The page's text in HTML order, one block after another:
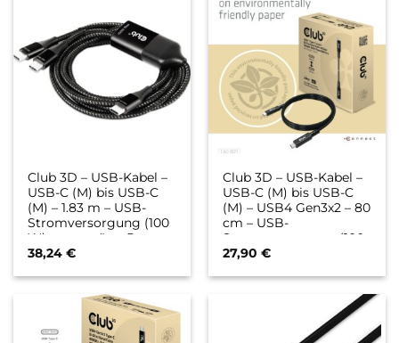
Club 3D – USB-Kabel –
USB-C (M) bis USB-C
(M) – 1.83 m – USB-
Stromversorgung (100
W), unterstützt Power
Delivery 3.0,
Delivery 2,0
38,24€
Club 3D – USB-Kabel –
USB-C (M) bis USB-C
(M) – USB4 Gen3x2 – 80
cm – USB-
Stromversorgung (100
W), Support von 8K 60
27,90€